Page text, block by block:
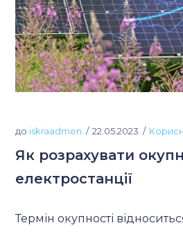
до iskraadmen 22.05.2023
Як розрахувати
електростанції
Термін окупності